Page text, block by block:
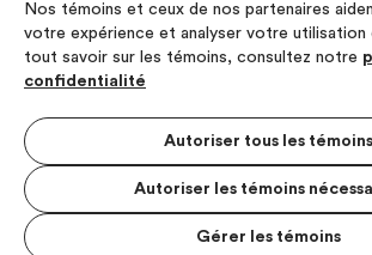
Nos témoins et ceux de nos partenaires
votre expérience et analyser votre utilisation
tout savoir sur les témoins, consultez notre
confidentialité
Autoriser tous les témoins
Autoriser les témoins
Gérer les témoins
Politique de confidentialité
Conditions d’utilisation